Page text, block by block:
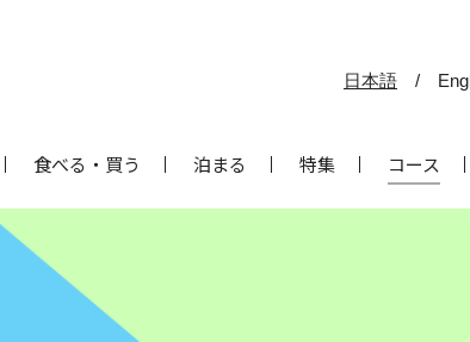
日本語 /
食べる・買う 泊まる 特集 コース